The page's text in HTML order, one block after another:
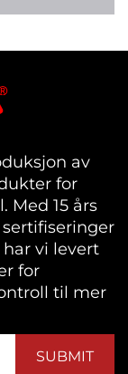
av
for
15 års
har vi levert
for
til mer